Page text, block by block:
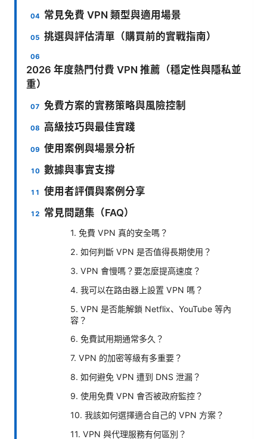
常見免費 VPN 類型與適用場景
挑選與評估清單（購買前的實戰指南）
2026 年度熱門付費 VPN 推薦（穩定性與隱私並
重）
免費方案的實務策略與風險控制
高級技巧與最佳實踐
使用案例與場景分析
數據與事實支撐
使用者評價與案例分享
常見問題集（FAQ）
1. 免費 VPN 真的安全嗎？
2. 如何判斷 VPN 是否值得長期使用？
3. VPN 會慢嗎？要怎麼提高速度？
4. 我可以在路由器上設置 VPN 嗎？
5. VPN 是否能解鎖 Netflix、YouTube 等內
容？
6. 免費試用期通常多久？
7. VPN 的加密等級有多重要？
8. 如何避免 VPN 遭到 DNS 泄漏？
9. 使用免費 VPN 會否被政府監控？
10. 我該如何選擇適合自己的 VPN 方案？
11. VPN 與代理服務有何區別？